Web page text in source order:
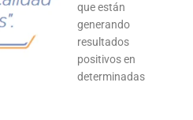
que están
generando
resultados
positivos en
determinadas